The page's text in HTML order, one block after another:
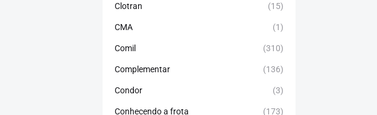
Clotran (15)
CMA (1)
Comil (310)
Complementar (136)
Condor (3)
Conhecendo a frota (173)